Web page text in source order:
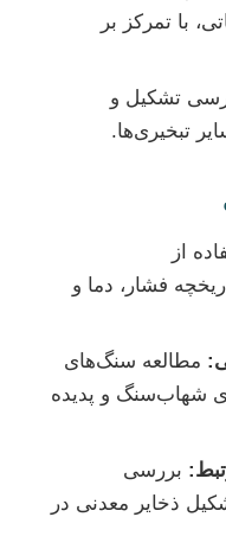
با تمرکز بر
تشکیل و
تبخیری‌ها.
از
فشار، دما و
مطالعه سنگ‌های
شهاب‌سنگ و پدیده
بررسی
ذخایر معدنی در